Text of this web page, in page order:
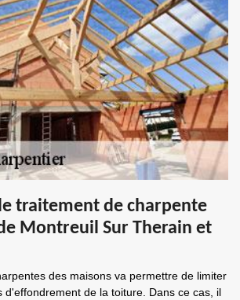
traitement de charpente
Montreuil Sur Therain et
des maisons va permettre de limiter
d'effondrement de la toiture. Dans ce cas, il